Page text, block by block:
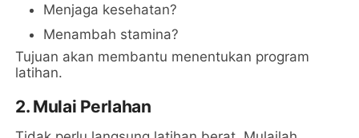
Menjaga kesehatan?
Menambah stamina?
Tujuan akan membantu menentukan program
latihan.
2. Mulai Perlahan